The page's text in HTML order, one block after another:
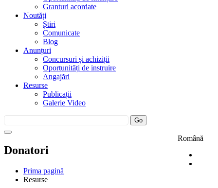
Granturi acordate
Noutăți
Știri
Comunicate
Blog
Anunțuri
Concursuri și achiziții
Oportunități de instruire
Angajări
Resurse
Publicații
Galerie Video
Română
Donatori
Prima pagină
Resurse